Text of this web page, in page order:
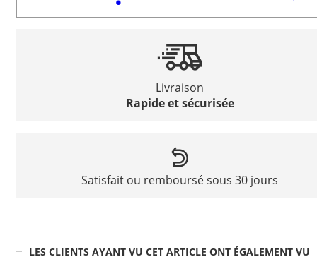
Livraison
Rapide et sécurisée
Satisfait ou remboursé sous 30 jours
LES CLIENTS AYANT VU CET ARTICLE ONT ÉGALEMENT VU